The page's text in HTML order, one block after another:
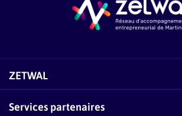
ZETWAL
Comment fonctionne Zetwal ?
Services partenaires